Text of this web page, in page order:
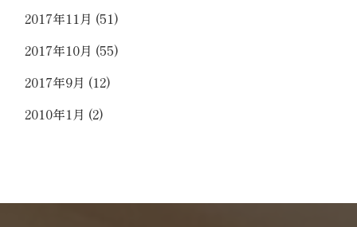
2017年11月 (51)
2017年10月 (55)
2017年9月 (12)
2010年1月 (2)